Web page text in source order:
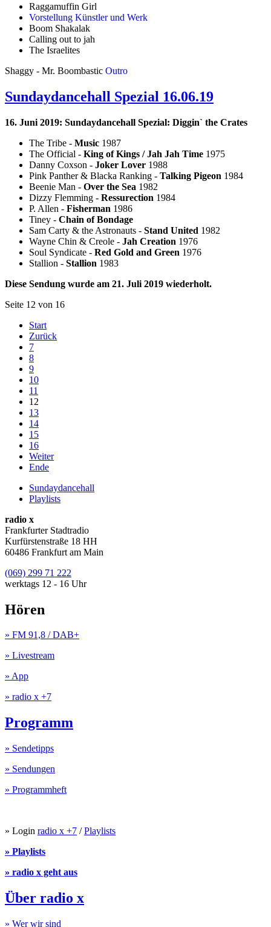
Raggamuffin Girl
Vorstellung Künstler und Werk
Boom Shakalak
Calling out to jah
The Israelites
Shaggy - Mr. Boombastic Outro
Sundaydancehall Spezial 16.06.19
16. Juni 2019: Sundaydancehall Spezial: Diggin` the Crates
The Tribe - Music 1987
The Official - King of Kings / Jah Jah Time 1975
Danny Coxson - Joker Lover 1988
Pink Panther & Blacka Ranking - Talking Pigeon 1984
Beenie Man - Over the Sea 1982
Dizzy Flemming - Ressurection 1984
P. Allen - Fisherman 1986
Tiney - Chain of Bondage
Sam Carty & the Astronauts - Stand United 1982
Wayne Chin & Creole - Jah Creation 1976
Soul Syndicate - Red Gold and Green 1976
Stallion - Stallion 1983
Diese Sendung wurde am 21. Juli 2019 wiederholt.
Seite 12 von 16
Start
Zurück
7
8
9
10
11
12
13
14
15
16
Weiter
Ende
Sundaydancehall
Playlists
radio x
Frankfurter Stadtradio
Kurfürstenstraße 18 HH
60486 Frankfurt am Main
(069) 299 71 222
werktags 12 - 16 Uhr
Hören
» FM 91,8 / DAB+
» Livestream
» App
» radio x +7
Programm
» Sendetipps
» Sendungen
» Programmheft
» Login radio x +7 /Playlists
» Playlists
» radio x geht aus
Über radio x
» Wer wir sind